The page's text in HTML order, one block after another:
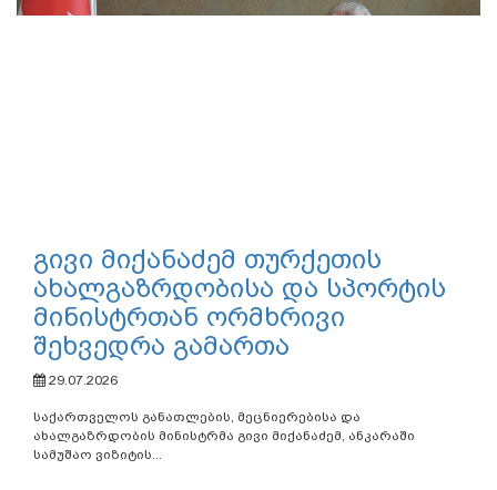
გივი მიქანაძემ თურქეთის
ახალგაზრდობისა და სპორტის
მინისტრთან ორმხრივი
შეხვედრა გამართა
29.07.2026
საქართველოს განათლების, მეცნიერებისა და
ახალგაზრდობის მინისტრმა გივი მიქანაძემ, ანკარაში
სამუშაო ვიზიტის...